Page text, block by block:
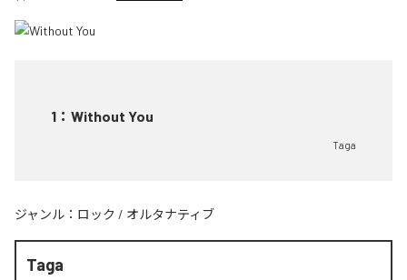
1 ： Without You
Taga
ジャンル： ロック / オルタナティブ
Taga